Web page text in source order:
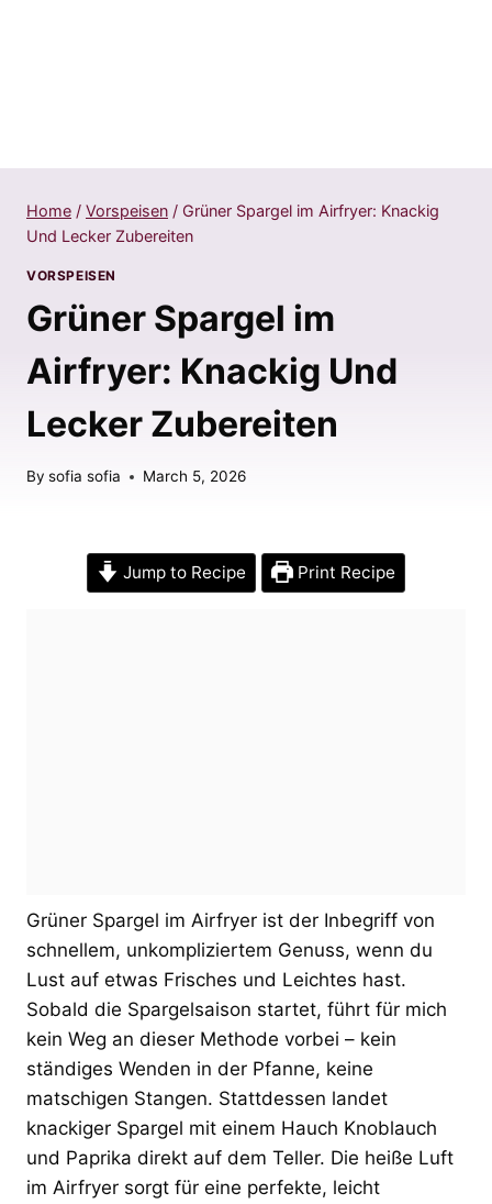
Home / Vorspeisen / Grüner Spargel im Airfryer: Knackig
Und Lecker Zubereiten
VORSPEISEN
Grüner Spargel im
Airfryer: Knackig Und
Lecker Zubereiten
By sofia sofia March 5, 2026
Jump to Recipe Print Recipe
Grüner Spargel im Airfryer ist der Inbegriff von
schnellem, unkompliziertem Genuss, wenn du
Lust auf etwas Frisches und Leichtes hast.
Sobald die Spargelsaison startet, führt für mich
kein Weg an dieser Methode vorbei – kein
ständiges Wenden in der Pfanne, keine
matschigen Stangen. Stattdessen landet
knackiger Spargel mit einem Hauch Knoblauch
und Paprika direkt auf dem Teller. Die heiße Luft
im Airfryer sorgt für eine perfekte, leicht